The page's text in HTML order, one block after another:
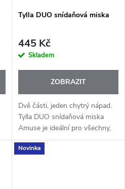
Tylla DUO snídaňová miska
445 Kč
Skladem
ZOBRAZIT
Dvě části, jeden chytrý nápad.
Tylla DUO snídaňová miska
Amuse je ideální pro všechny,
kteří chtějí mít jídlo přehledně
oddělené až do poslední chvíle.
Novinka